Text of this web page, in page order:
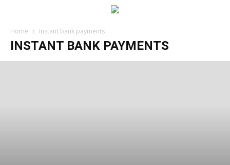
Home Instant bank payments
INSTANT BANK PAYMENTS